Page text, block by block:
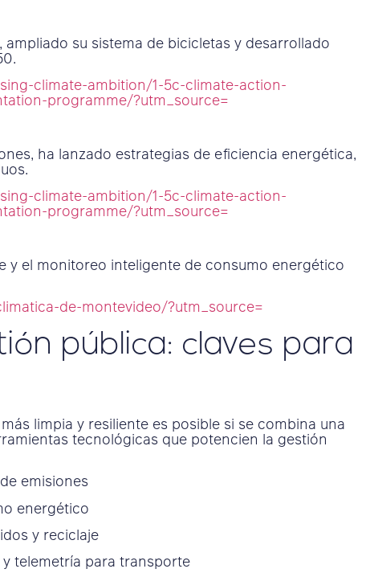
su sistema de bicicletas y desarrollado
climate-ambition/1-5c-climate-action-
programme/?utm_source=
ha lanzado estrategias de eficiencia energética,
climate-ambition/1-5c-climate-action-
programme/?utm_source=
y el monitoreo inteligente de consumo energético
de-montevideo/?utm_source=
pública: claves para
limpia y resiliente es posible si se combina una
tecnológicas que potencien la gestión
emisiones
energético
y reciclaje
y telemetría para transporte